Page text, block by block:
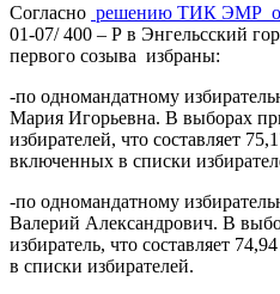
Согласно решению ТИК ЭМР от
01-07/ 400 – Р в Энгельсский
первого созыва избраны:
-по одномандатному
Мария Игорьевна. В выборах
избирателей, что составляет
включенных в списки
-по одномандатному
Валерий Александрович. В
избиратель, что составляет
в списки избирателей.